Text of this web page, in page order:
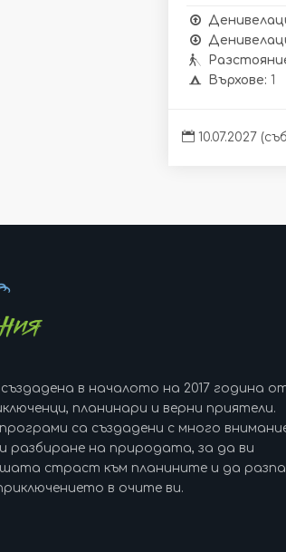
Върхове: 1
10.07.2027
създадена в началото на 2017 година
планинари и верни приятели.
са създадени с много
разбиране на природата, за да ви
страст към планините и да
в очите ви.